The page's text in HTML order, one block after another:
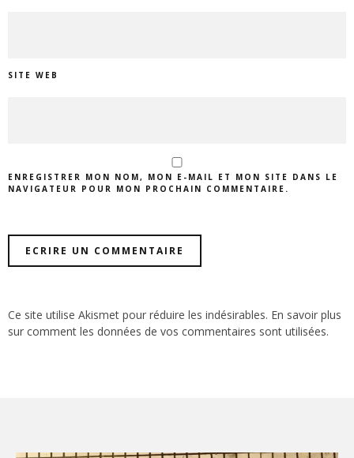
SITE WEB
ENREGISTRER MON NOM, MON E-MAIL ET MON SITE DANS LE
NAVIGATEUR POUR MON PROCHAIN COMMENTAIRE.
Ce site utilise Akismet pour réduire les indésirables. En savoir plus
sur comment les données de vos commentaires sont utilisées.